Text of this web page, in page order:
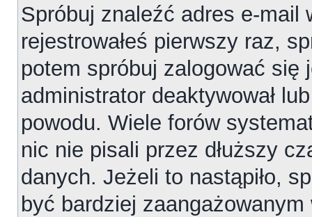
Spróbuj znaleźć adres e-mail
rejestrowałeś pierwszy raz,
potem spróbuj zalogować
administrator deaktywował
powodu. Wiele forów
nic nie pisali przez dłuższy
danych. Jeżeli to nastąpiło,
być bardziej